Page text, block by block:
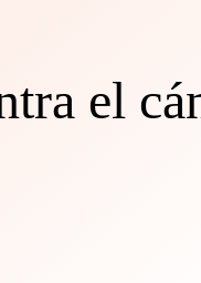
el